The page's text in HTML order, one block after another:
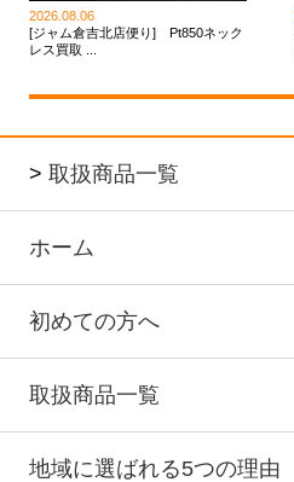
2026.08.06
[ジャム倉吉北店便り] Pt850ネック
レス買取 ...
> 取扱商品一覧
ホーム
初めての方へ
取扱商品一覧
地域に選ばれる5つの理由